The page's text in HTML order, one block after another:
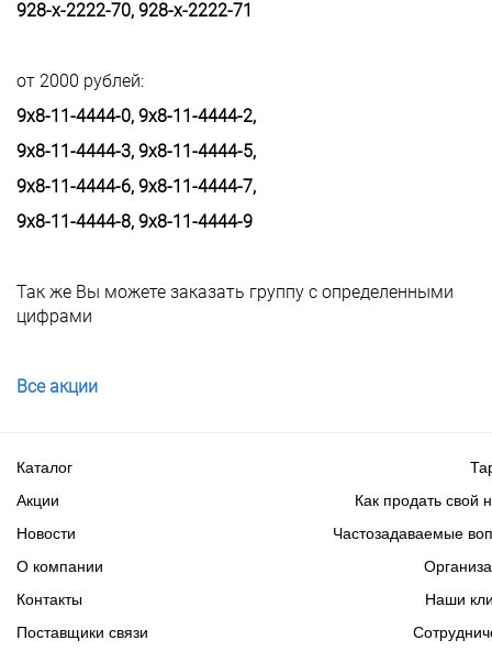
928-х-2222-70, 928-х-2222-71
от 2000 рублей:
9х8-11-4444-0, 9х8-11-4444-2,
9х8-11-4444-3, 9х8-11-4444-5,
9х8-11-4444-6, 9х8-11-4444-7,
9х8-11-4444-8, 9х8-11-4444-9
Так же Вы можете заказать группу с определенными
цифрами
Все акции
Каталог
Акции
Новости
Как продать свой
Частозадаваемые
О компании
Контакты
Поставщики связи
Наши